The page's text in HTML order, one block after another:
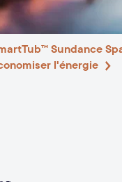
Sundance
l'énergie